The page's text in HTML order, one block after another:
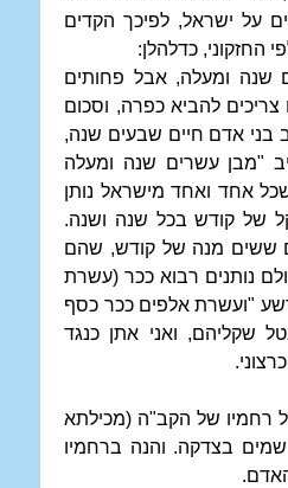
על ישראל, לפיכך הקדים
החזקוני, כדלהלן:
שנה ומעלה, אבל פחותים
צריכים להביא כפרה, וסכום
בני אדם חיים שבעים שנה,
"מבן עשרים שנה ומעלה
אחד ואחד מישראל נותן
של קודש בכל שנה ושנה.
ששים מנה של קודש, שהם
נותנים רבוא ככר (עשרת
"ועשרת אלפים ככר כסף
שקליהם, ואני אתן כנגד
רחמיו של הקב"ה (מכילתא
בצדקה. והנה ברחמיו